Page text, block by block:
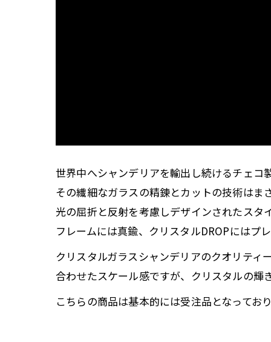
世界中へシャンデリアを輸出し続けるチェコ
その繊細なガラスの精錬とカットの技術はま
光の屈折と反射を考慮しデザインされたスタ
フレームには真鍮、クリスタルDROPにはプ
クリスタルガラスシャンデリアのクオリテ
合わせたスケール感ですが、クリスタルの輝
こちらの商品は基本的には受注品となってお